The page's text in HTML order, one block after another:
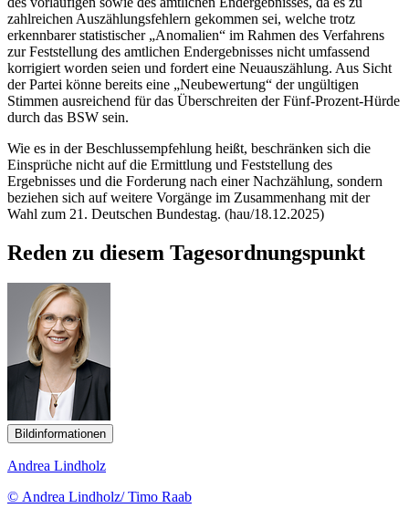
zahlreichen Auszählungsfehlern gekommen sei, welche trotz
erkennbarer statistischer „Anomalien“ im Rahmen des Verfahrens
zur Feststellung des amtlichen Endergebnisses nicht umfassend
korrigiert worden seien und fordert eine Neuauszählung. Aus Sicht
der Partei könne bereits eine „Neubewertung“ der ungültigen
Stimmen ausreichend für das Überschreiten der Fünf-Prozent-Hürde
durch das BSW sein.
Wie es in der Beschlussempfehlung heißt, beschränken sich die
Einsprüche nicht auf die Ermittlung und Feststellung des
Ergebnisses und die Forderung nach einer Nachzählung, sondern
beziehen sich auf weitere Vorgänge im Zusammenhang mit der
Wahl zum 21. Deutschen Bundestag. (hau/18.12.2025)
Reden zu diesem Tagesordnungspunkt
Bildinformationen
Andrea Lindholz
© Andrea Lindholz/ Timo Raab